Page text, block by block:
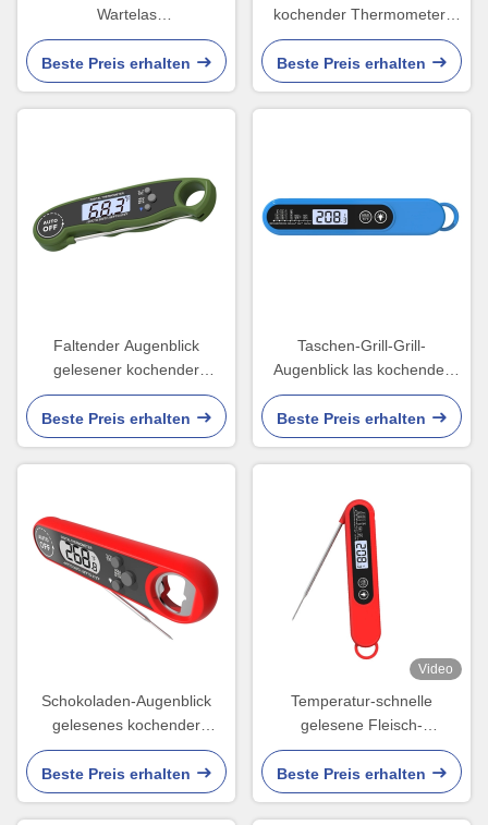
Wartelas
Nahrungsmittelthermometer
mit Abdeckung
Beste Preis erhalten
kochender Thermometer-
Edelstahl-Sonden-Art
Beste Preis erhalten
Faltender Augenblick
gelesener kochender
Thermometer für das
Kochen des Brot-Grill-
Backens
Beste Preis erhalten
Taschen-Grill-Grill-
Augenblick las kochender
Thermometer-lange Sonde
Beste Preis erhalten
Schokoladen-Augenblick
gelesenes kochender
Thermometer-Fleisch, das
FDA-Nahrung grillt
Beste Preis erhalten
Video
Temperatur-schnelle
gelesene Fleisch-
Thermometer-Digital-Sonde
für das Grillen des Öls
Beste Preis erhalten